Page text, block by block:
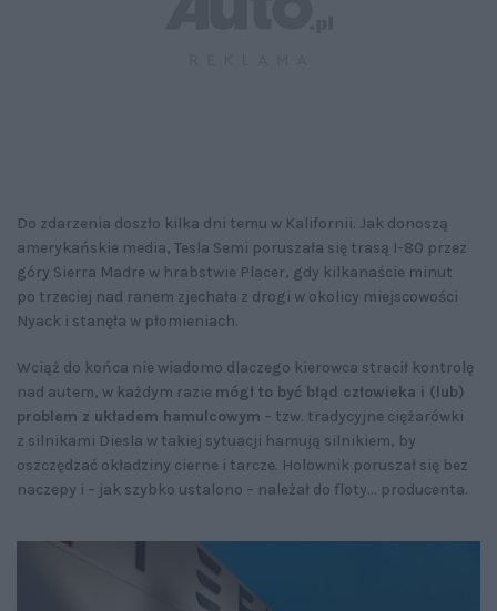
Do zdarzenia doszło kilka dni temu w Kalifornii. Jak donoszą
amerykańskie media, Tesla Semi poruszała się trasą I-80 przez
góry Sierra Madre w hrabstwie Placer, gdy kilkanaście minut
po trzeciej nad ranem zjechała z drogi w okolicy miejscowości
Nyack i stanęła w płomieniach.
Wciąż do końca nie wiadomo dlaczego kierowca stracił kontrolę
nad autem, w każdym razie mógł to być błąd człowieka i (lub)
problem z układem hamulcowym – tzw. tradycyjne ciężarówki
z silnikami Diesla w takiej sytuacji hamują silnikiem, by
oszczędzać okładziny cierne i tarcze. Holownik poruszał się bez
naczepy i – jak szybko ustalono – należał do floty… producenta.